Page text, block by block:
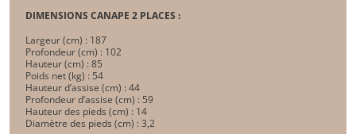
DIMENSIONS CANAPE 2 PLACES :
Largeur (cm) : 187
Profondeur (cm) : 102
Hauteur (cm) : 85
Poids net (kg) : 54
Hauteur d’assise (cm) : 44
Profondeur d’assise (cm) : 59
Hauteur des pieds (cm) : 14
Diamètre des pieds (cm) : 3,2